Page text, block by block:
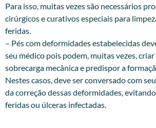
Para isso, muitas vezes são necessários
cirúrgicos e curativos especiais para
feridas.
– Pés com deformidades estabelecidas
seu médico pois podem, muitas vezes,
sobrecarga mecânica e predispor a
Nestes casos, deve ser conversado com
da correção dessas deformidades,
feridas ou úlceras infectadas.